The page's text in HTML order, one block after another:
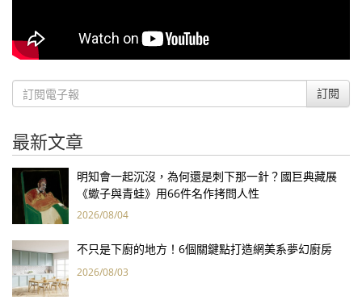
訂閱
最新文章
明知會一起沉沒，為何還是刺下那一針？國巨典藏展
《蠍子與青蛙》用66件名作拷問人性
2026/08/04
不只是下廚的地方！6個關鍵點打造網美系夢幻廚房
2026/08/03